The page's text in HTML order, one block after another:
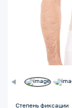
Степень фиксации